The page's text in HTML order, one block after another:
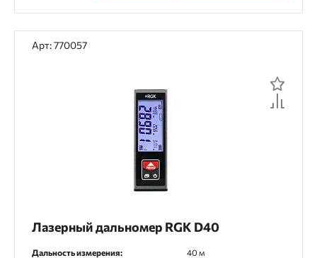
Арт: 770057
Лазерный дальномер RGK D40
Дальность измерения:
40 м